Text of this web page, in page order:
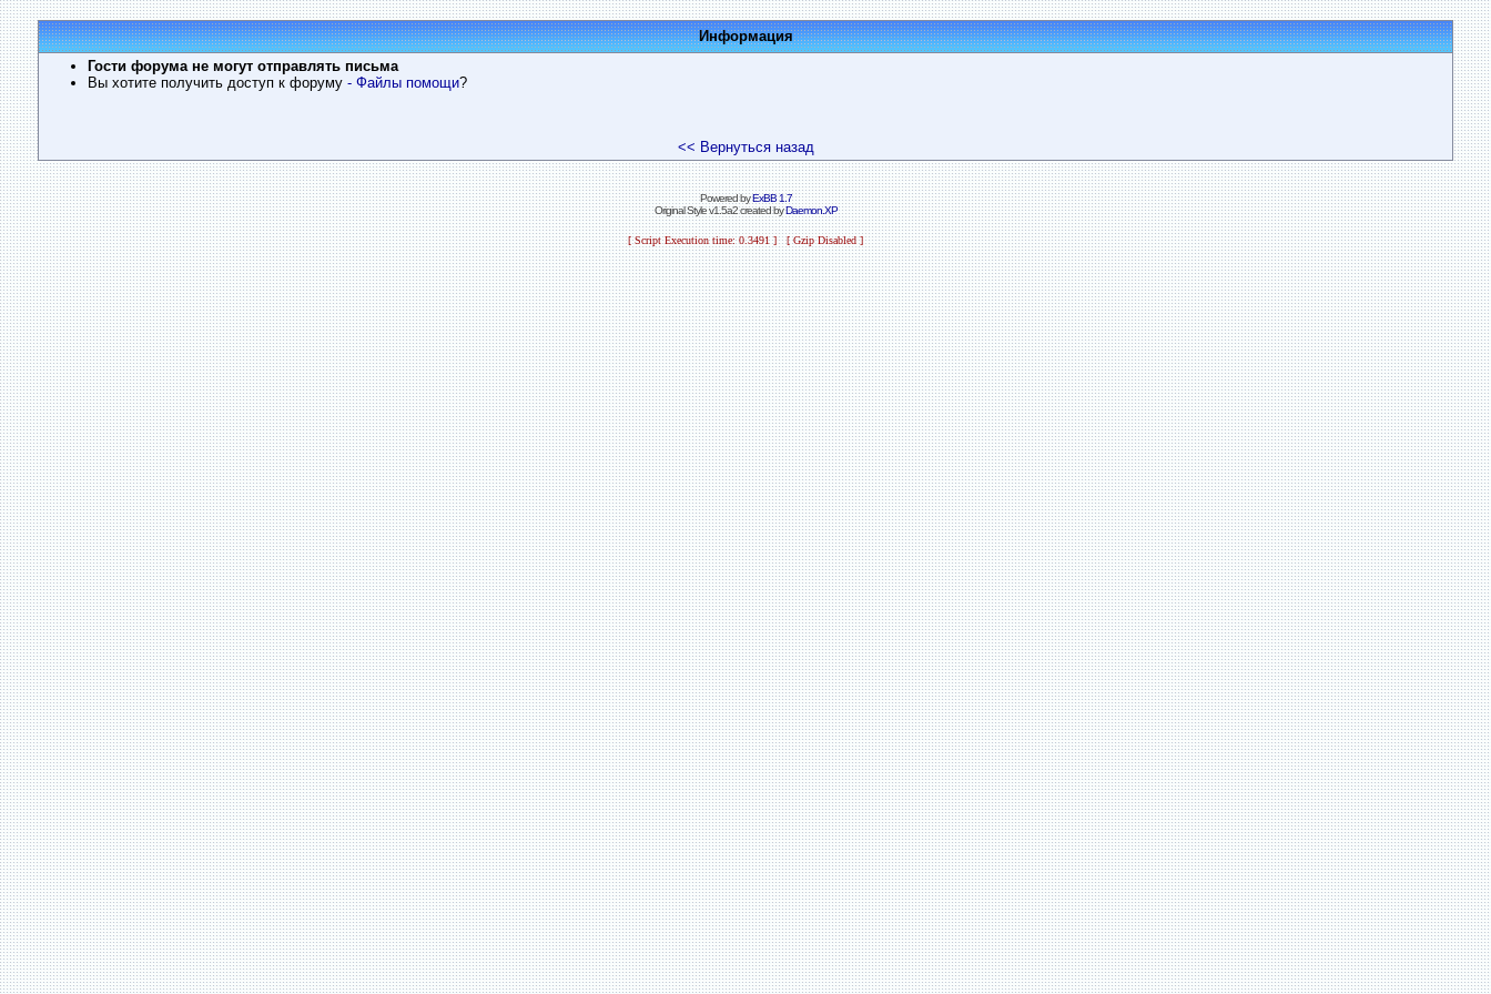
Информация
Гости форума не могут отправлять письма
Вы хотите получить доступ к форуму - Файлы помощи?
<< Вернуться назад
Powered byExBB 1.7
Original Style v1.5a2 created byDaemon.XP
[ Script Execution time: 0.3491 ] [ Gzip Disabled ]